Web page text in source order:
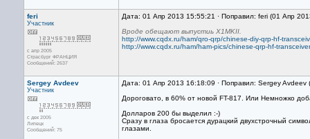
feri
Участник
с апр 2005
Страсбург ФРАНЦИЯ
Сообщений: 2637
Дата: 01 Апр 2013 15:55:21 · Поправил: feri (01 Апр
Вроде обещают выпустиь X1MKII.
http://www.cqdx.ru/ham/qro-qrp/chinese-diy-qrp-hf-
http://www.cqdx.ru/ham/ham-pics/chinese-qrp-hf-
Sergey Avdeev
Участник
с дек 2005
Липецк
Сообщений: 75
Дата: 01 Апр 2013 16:18:09 · Поправил: Sergey
Дороговато, в 60% от новой FT-817. Или Немножко
Долларов 200 бы выделил :-)
Сразу в глаза бросается дурацкий двухстрочный
глазами.